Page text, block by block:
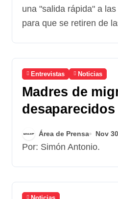
una "salida rápida" a
para que se retiren de
Entrevistas Noticias
Madres de
México en
hijos
Área de Prensa Nov
Por: Simón Antonio.